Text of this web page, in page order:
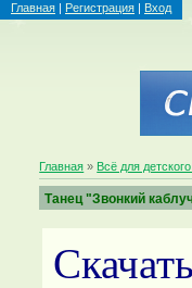
Главная | Регистрация | Вход
Главная » Всё для
Танец "Звонкий
Скачать